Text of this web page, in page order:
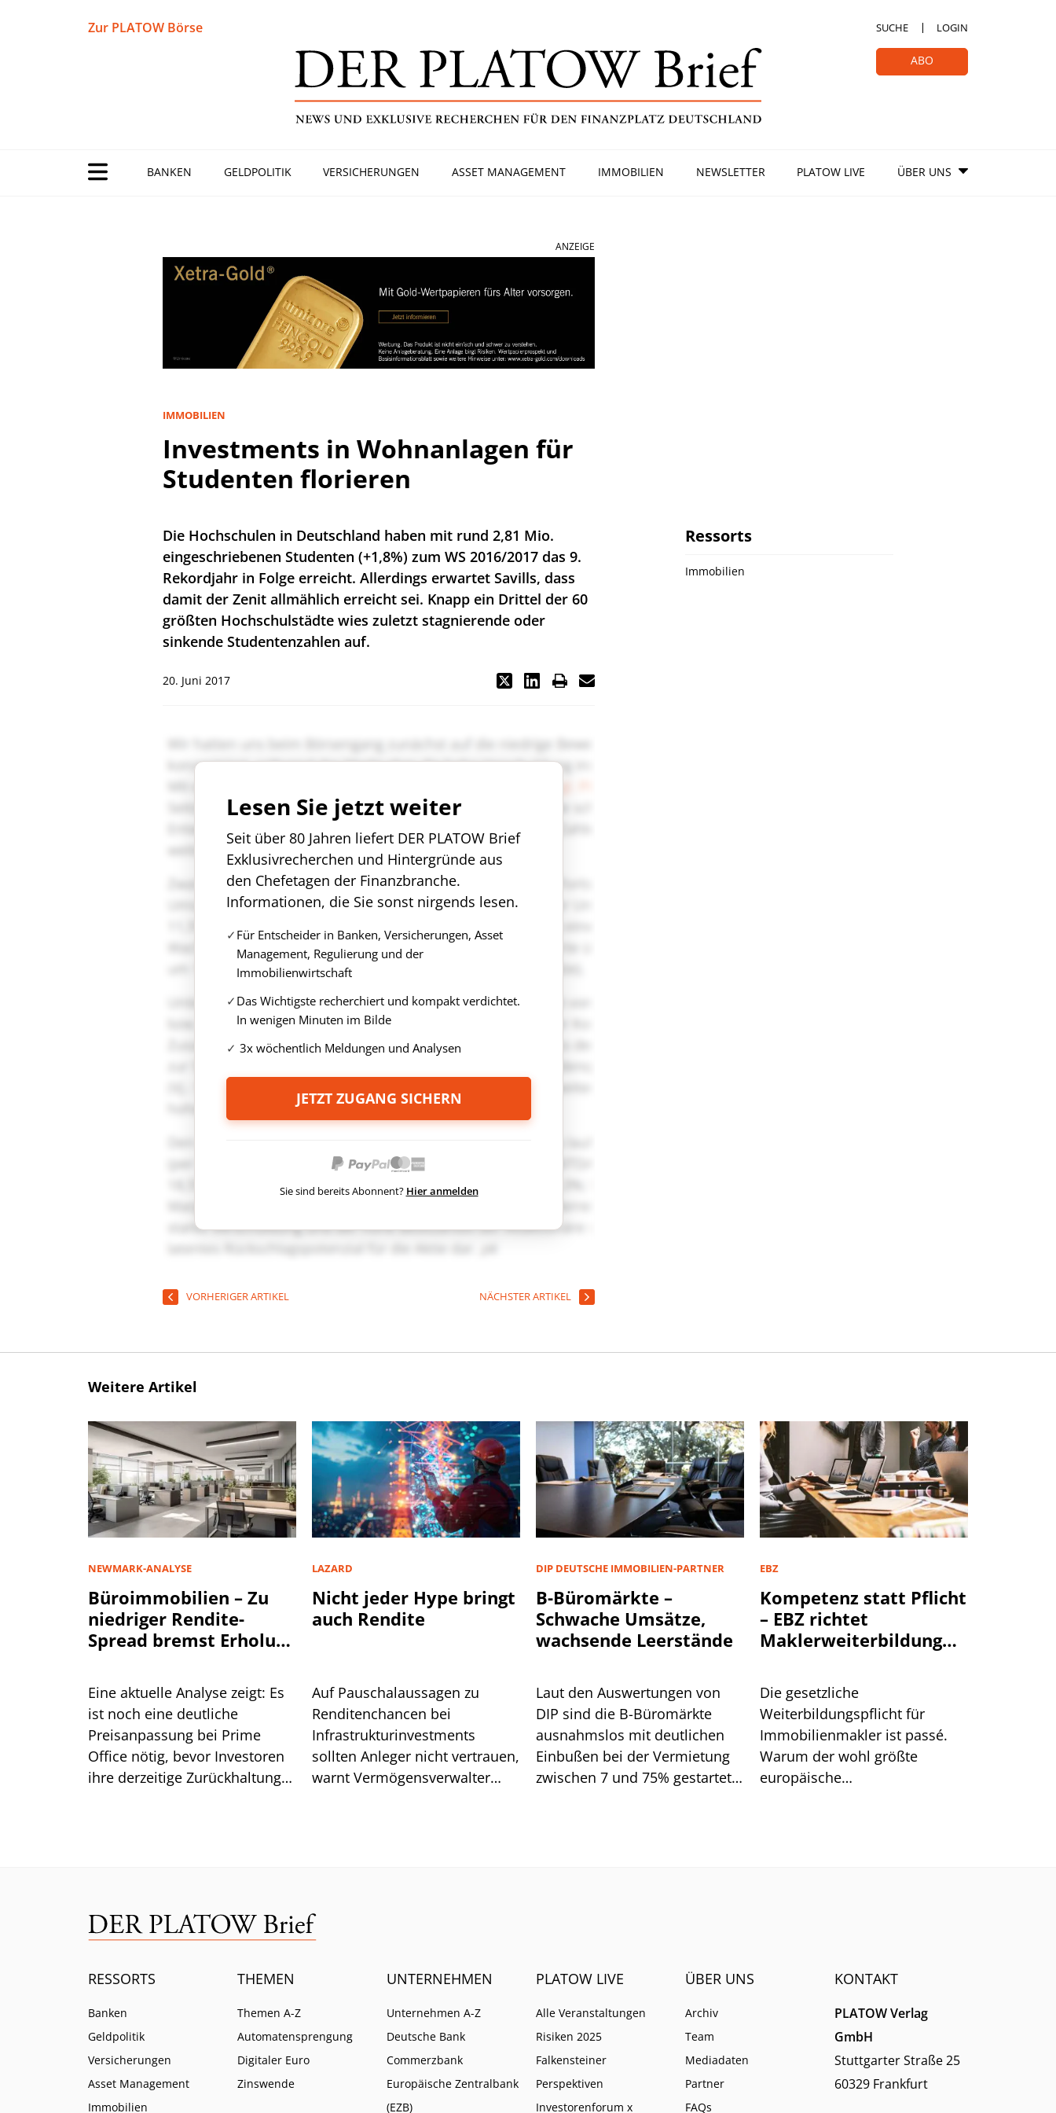
Zur PLATOW Börse SUCHE LOGIN
ABO
BANKEN GELDPOLITIK VERSICHERUNGEN ASSET MANAGEMENT IMMOBILIEN NEWSLETTER PLATOW LIVE ÜBER UNS
ANZEIGE
IMMOBILIEN
Investments in Wohnanlagen für
Studenten florieren
Die Hochschulen in Deutschland haben mit rund 2,81 Mio.
eingeschriebenen Studenten (+1,8%) zum WS 2016/2017 das 9.
Rekordjahr in Folge erreicht. Allerdings erwartet Savills, dass
damit der Zenit allmählich erreicht sei. Knapp ein Drittel der 60
größten Hochschulstädte wies zuletzt stagnierende oder
sinkende Studentenzahlen auf.
20. Juni 2017
Lesen Sie jetzt weiter
Seit über 80 Jahren liefert DER PLATOW Brief
Exklusivrecherchen und Hintergründe aus
den Chefetagen der Finanzbranche.
Informationen, die Sie sonst nirgends lesen.
Für Entscheider in Banken, Versicherungen, Asset
Management, Regulierung und der
Immobilienwirtschaft
Das Wichtigste recherchiert und kompakt verdichtet.
In wenigen Minuten im Bilde
3x wöchentlich Meldungen und Analysen
JETZT ZUGANG SICHERN
Sie sind bereits Abonnent? Hier anmelden
VORHERIGER ARTIKEL NÄCHSTER ARTIKEL
Ressorts
Immobilien
Weitere Artikel
NEWMARK-ANALYSE
Büroimmobilien – Zu
niedriger Rendite-
Spread bremst Erholung
Eine aktuelle Analyse zeigt: Es
ist noch eine deutliche
Preisanpassung bei Prime
Office nötig, bevor Investoren
ihre derzeitige Zurückhaltung
LAZARD
Nicht jeder Hype bringt
auch Rendite
Auf Pauschalaussagen zu
Renditenchancen bei
Infrastrukturinvestments
sollten Anleger nicht vertrauen,
warnt Vermögensverwalter
DIP DEUTSCHE IMMOBILIEN-PARTNER
B-Büromärkte –
Schwache Umsätze,
wachsende Leerstände
Laut den Auswertungen von
DIP sind die B-Büromärkte
ausnahmslos mit deutlichen
Einbußen bei der Vermietung
zwischen 7 und 75% gestartet.
EBZ
Kompetenz statt Pflicht
– EBZ richtet
Maklerweiterbildung
Die gesetzliche
Weiterbildungspflicht für
Immobilienmakler ist passé.
Warum der wohl größte
europäische
RESSORTS
Banken
Geldpolitik
Versicherungen
Asset Management
Immobilien
THEMEN
Themen A-Z
Automatensprengung
Digitaler Euro
Zinswende
UNTERNEHMEN
Unternehmen A-Z
Deutsche Bank
Commerzbank
Europäische Zentralbank
(EZB)
PLATOW LIVE
Alle Veranstaltungen
Risiken 2025
Falkensteiner
Perspektiven
Investorenforum x
ÜBER UNS
Archiv
Team
Mediadaten
Partner
FAQs
KONTAKT
PLATOW Verlag
GmbH
Stuttgarter Straße 25
60329 Frankfurt